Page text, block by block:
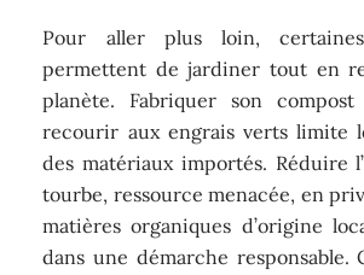
Pour aller plus loin,
permettent de jardiner tout en
planète. Fabriquer son
recourir aux engrais verts limite
des matériaux importés. Réduire
tourbe, ressource menacée, en
matières organiques d’origine
dans une démarche responsable.